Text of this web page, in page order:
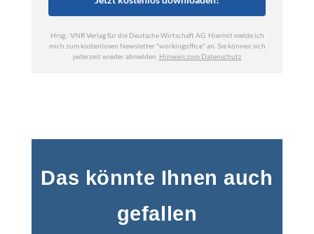
Das könnte Ihnen auch
gefallen